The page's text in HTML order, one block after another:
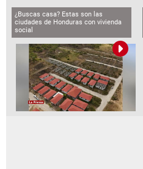
¿Buscas casa? Estas son las
ciudades de Honduras con vivienda
social